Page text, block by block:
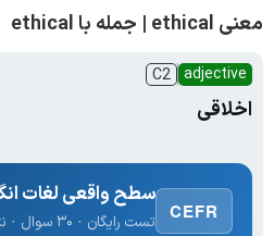
معنی ethical | جمله با ethical
adjective
C2
اخلاقی
CEFR
سطح واقعی لغات
تست رایگان · ۳۰ سوال · نتیجه فوری